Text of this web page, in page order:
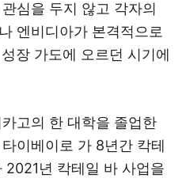
심을 두지 않고 각자의
엔비디아가 본격적으로
장 가도에 오르던 시기에
고의 한 대학을 졸업한
이베이로 가 8년간 칵테
2021년 칵테일 바 사업을